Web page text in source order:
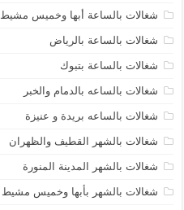
شغالات بالساعة أبها وخميس مشيط
شغالات بالساعة بالرياض
شغالات بالساعة بتبوك
شغالات بالساعه بالدمام والخبر
شغالات بالساعه بريدة و عنيزة
شغالات بالشهر القطيف والظهران
شغالات بالشهر المدينة المنورة
شغالات بالشهر بأبها وخميس مشيط